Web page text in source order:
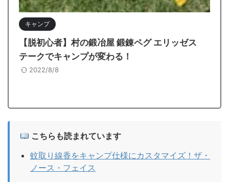
キャンプ
【脱初心者】村の鍛冶屋 鍛錬ペグ エリッゼス
テークでキャンプが変わる！
2022/8/8
こちらも読まれています
蚊取り線香をキャンプ仕様にカスタマイズ！ザ・
ノース・フェイス